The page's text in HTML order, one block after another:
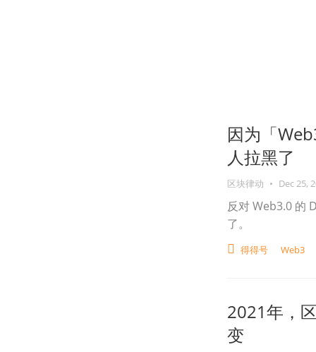
因为「
人拉黑了
区块律动 • Dec 25,
反对 Web3.0 的
了。
得得号 Web3
2021年，
变